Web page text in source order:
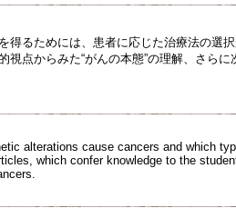
るためには、患者に応じた治療法の選
点からみた“がんの本態”の理解、さらに
alterations cause cancers and which
which confer knowledge to the